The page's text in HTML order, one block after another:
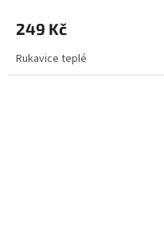
249 Kč
Rukavice teplé